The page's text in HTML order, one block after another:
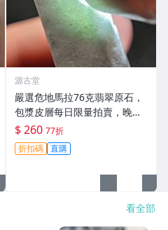
源古堂
嚴選危地馬拉76克翡翠原石，
包漿皮層每日限量拍賣，晚上1
1點截標。真實成交保證，收藏
推薦。 危地馬拉 翡翠 原石
$ 260 77折
折扣碼 直購
看全部